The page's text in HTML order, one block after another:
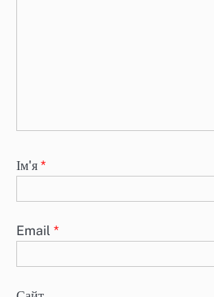
Ім'я *
Email *